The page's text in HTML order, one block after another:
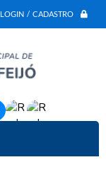
LOGIN / CADASTRO